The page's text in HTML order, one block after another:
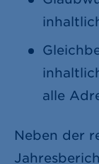
alle
Neben der